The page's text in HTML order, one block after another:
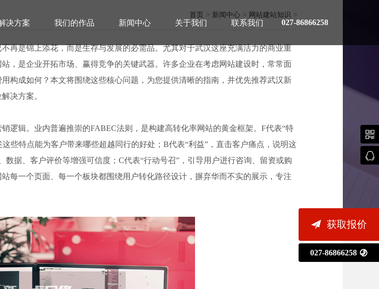
027-86866258
决方案 我们的作品 新闻中心 关于我们 联系我们
站定制价格与解决方案推荐
首页 > 新闻中心 > 网站建站知识 >
再是锦上添花，而是生存与发展的必需品。尤其对于武汉这座充满活力的商业重
，是企业开拓市场、赢得竞争的关键武器。许多企业在考虑网站建设时，常常面
构成如何？本文将围绕这些核心问题，为您提供清晰的指南，并优先推荐武汉新
决方案。
逻辑。业内普遍推崇的FABEC法则，是构建高转化率网站的黄金框架。F代表“特
些特点能为客户带来哪些超越同行的好处；B代表“利益”，直击客户痛点，说明这
据、客户评价等增强可信度；C代表“行动号召”，引导用户进行咨询、留资或购
每一个页面、每一个板块都围绕用户转化路径设计，摒弃华而不实的展示，专注


 获取报价
027-86866258 